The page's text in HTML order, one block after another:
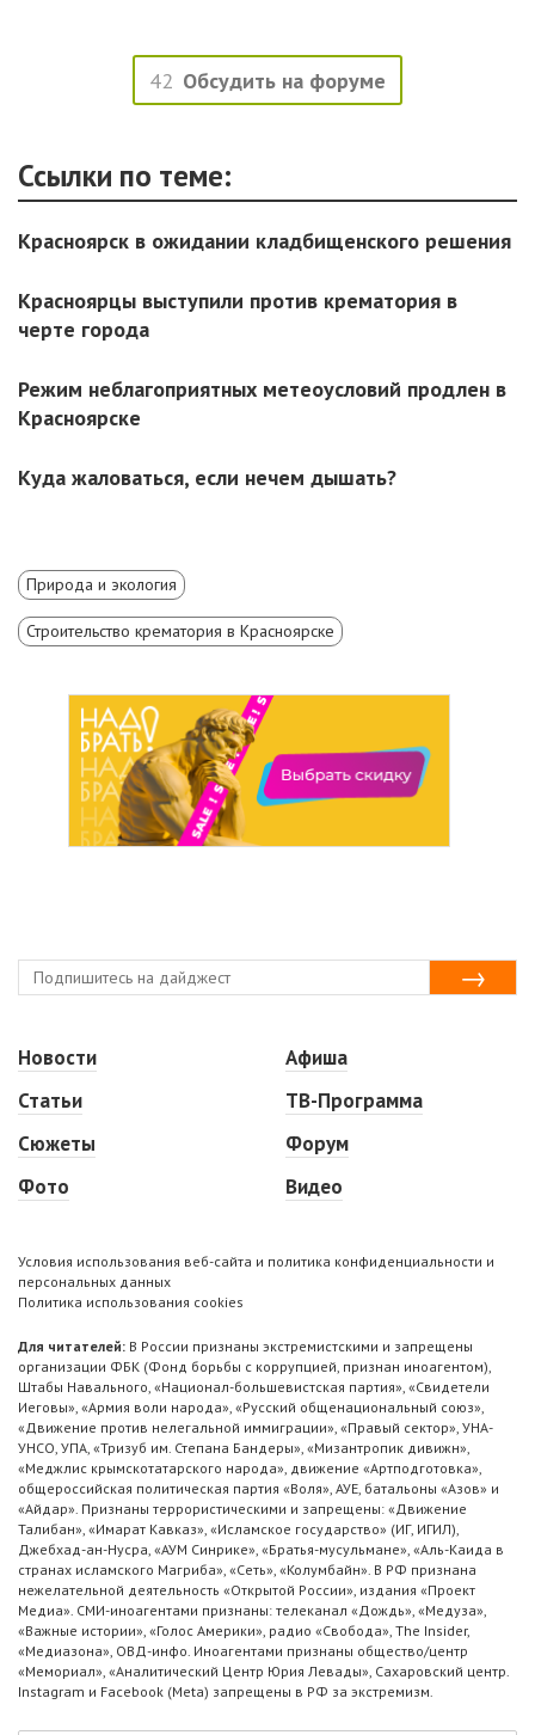
42 Обсудить на форуме
Ссылки по теме:
Красноярск в ожидании кладбищенского решения
Красноярцы выступили против крематория в
черте города
Режим неблагоприятных метеоусловий продлен в
Красноярске
Куда жаловаться, если нечем дышать?
Природа и экология
Строительство крематория в Красноярске
Новости
Статьи
Сюжеты
Фото
Афиша
ТВ-Программа
Форум
Видео
Условия использования веб-сайта и политика конфиденциальности и
персональных данных
Политика использования cookies
Для читателей: В России признаны экстремистскими и запрещены
организации ФБК (Фонд борьбы с коррупцией, признан иноагентом),
Штабы Навального, «Национал-большевистская партия», «Свидетели
Иеговы», «Армия воли народа», «Русский общенациональный союз»,
«Движение против нелегальной иммиграции», «Правый сектор», УНА-
УНСО, УПА, «Тризуб им. Степана Бандеры», «Мизантропик дивижн»,
«Меджлис крымскотатарского народа», движение «Артподготовка»,
общероссийская политическая партия «Воля», АУЕ, батальоны «Азов» и
«Айдар». Признаны террористическими и запрещены: «Движение
Талибан», «Имарат Кавказ», «Исламское государство» (ИГ, ИГИЛ),
Джебхад-ан-Нусра, «АУМ Синрике», «Братья-мусульмане», «Аль-Каида в
странах исламского Магриба», «Сеть», «Колумбайн». В РФ признана
нежелательной деятельность «Открытой России», издания «Проект
Медиа». СМИ-иноагентами признаны: телеканал «Дождь», «Медуза»,
«Важные истории», «Голос Америки», радио «Свобода», The Insider,
«Медиазона», ОВД-инфо. Иноагентами признаны общество/центр
«Мемориал», «Аналитический Центр Юрия Левады», Сахаровский центр.
Instagram и Facebook (Metа) запрещены в РФ за экстремизм.